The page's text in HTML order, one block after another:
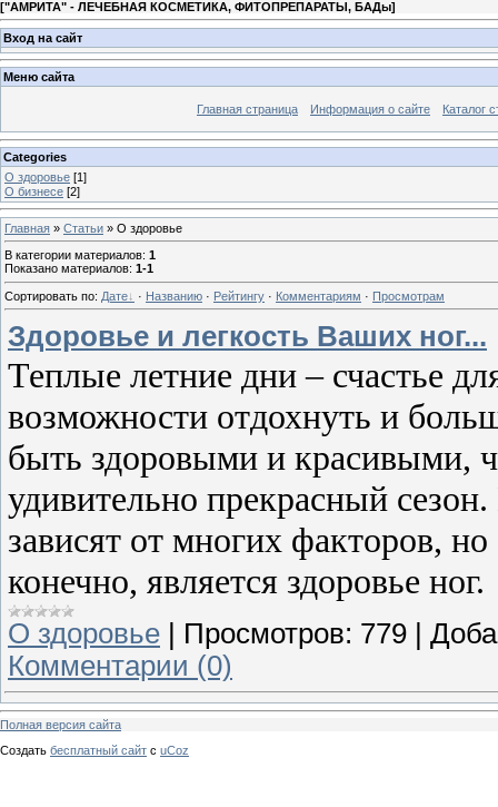
["АМРИТА" - ЛЕЧЕБНАЯ КОСМЕТИКА, ФИТОПРЕПАРАТЫ, БАДы]
Вход на сайт
Меню сайта
Главная страница Информация о сайте Каталог
Categories
О здоровье [1]
О бизнесе [2]
Главная » Статьи » О здоровье
В категории материалов: 1
Показано материалов: 1-1
Сортировать по: Дате · Названию · Рейтингу · Комментариям · Просмотрам
Здоровье и легкость Ваших ног...
Теплые летние дни – счастье
возможности отдохнуть и
быть здоровыми и красивыми,
удивительно прекрасный
зависят от многих факторов,
конечно, является здоровье ног.
О здоровье | Просмотров: 779 |
Комментарии (0)
Полная версия сайта
Создать бесплатный сайт с uCoz